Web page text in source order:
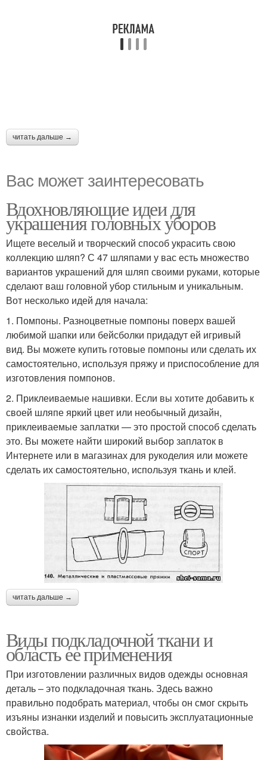
читать дальше →
Вас может заинтересовать
Вдохновляющие идеи для
украшения головных уборов
Ищете веселый и творческий способ украсить свою
коллекцию шляп? С 47 шляпами у вас есть множество
вариантов украшений для шляп своими руками, которые
сделают ваш головной убор стильным и уникальным.
Вот несколько идей для начала:
1. Помпоны. Разноцветные помпоны поверх вашей
любимой шапки или бейсболки придадут ей игривый
вид. Вы можете купить готовые помпоны или сделать их
самостоятельно, используя пряжу и приспособление для
изготовления помпонов.
2. Приклеиваемые нашивки. Если вы хотите добавить к
своей шляпе яркий цвет или необычный дизайн,
приклеиваемые заплатки — это простой способ сделать
это. Вы можете найти широкий выбор заплаток в
Интернете или в магазинах для рукоделия или можете
сделать их самостоятельно, используя ткань и клей.
читать дальше →
Виды подкладочной ткани и
область ее применения
При изготовлении различных видов одежды основная
деталь – это подкладочная ткань. Здесь важно
правильно подобрать материал, чтобы он смог скрыть
изъяны изнанки изделий и повысить эксплуатационные
свойства.